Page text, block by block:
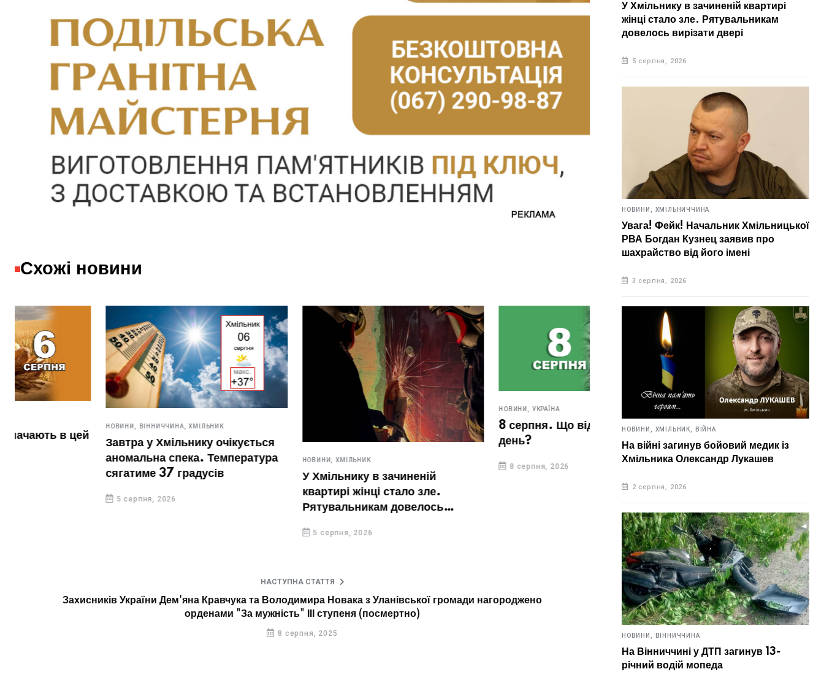
Схожі новини
ХМІЛЬНИК
Завтра у Хмільнику очікується
аномальна спека. Температура
сягатиме 37 градусів
НОВИНИ, ХМІЛЬНИК
У Хмільнику в зачиненій
квартирі жінці стало зле.
Рятувальникам довелось
НОВИНИ, УКРАЇНА
8 серпня. Що відзначають в цей
день?
НОВИНИ, УКРАЇНА
7 серпня. Що відзначають в цей
день?
НАСТУПНА СТАТТЯ
Захисників України Дем'яна Кравчука та Володимира Новака з Уланівської громади нагороджено
орденами "За мужність" ІІІ ступеня (посмертно)
8 серпня, 2025
У Хмільнику в зачиненій квартирі
жінці стало зле. Рятувальникам
довелось вирізати двері
5 серпня, 2026
НОВИНИ, ХМІЛЬНИЧЧИНА
Увага! Фейк! Начальник Хмільницької
РВА Богдан Кузнец заявив про
шахрайство від його імені
3 серпня, 2026
НОВИНИ, ХМІЛЬНИК, ВІЙНА
На війні загинув бойовий медик із
Хмільника Олександр Лукашев
2 серпня, 2026
НОВИНИ, ВІННИЧЧИНА
На Вінниччині у ДТП загинув 13-
річний водій мопеда